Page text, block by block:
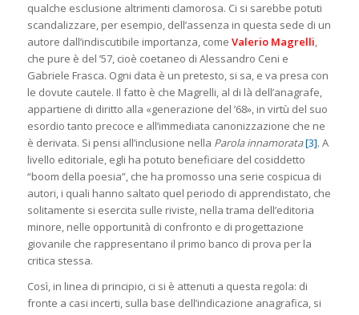
qualche esclusione altrimenti clamorosa. Ci si sarebbe potuti
scandalizzare, per esempio, dell’assenza in questa sede di un
autore dall’indiscutibile importanza, come Valerio Magrelli,
che pure è del ’57, cioè coetaneo di Alessandro Ceni e
Gabriele Frasca. Ogni data è un pretesto, si sa, e va presa con
le dovute cautele. Il fatto è che Magrelli, al di là dell’anagrafe,
appartiene di diritto alla «generazione del ’68», in virtù del suo
esordio tanto precoce e all’immediata canonizzazione che ne
è derivata. Si pensi all’inclusione nella Parola innamorata[3]. A
livello editoriale, egli ha potuto beneficiare del cosiddetto
“boom della poesia”, che ha promosso una serie cospicua di
autori, i quali hanno saltato quel periodo di apprendistato, che
solitamente si esercita sulle riviste, nella trama dell’editoria
minore, nelle opportunità di confronto e di progettazione
giovanile che rappresentano il primo banco di prova per la
critica stessa.
Così, in linea di principio, ci si è attenuti a questa regola: di
fronte a casi incerti, sulla base dell’indicazione anagrafica, si